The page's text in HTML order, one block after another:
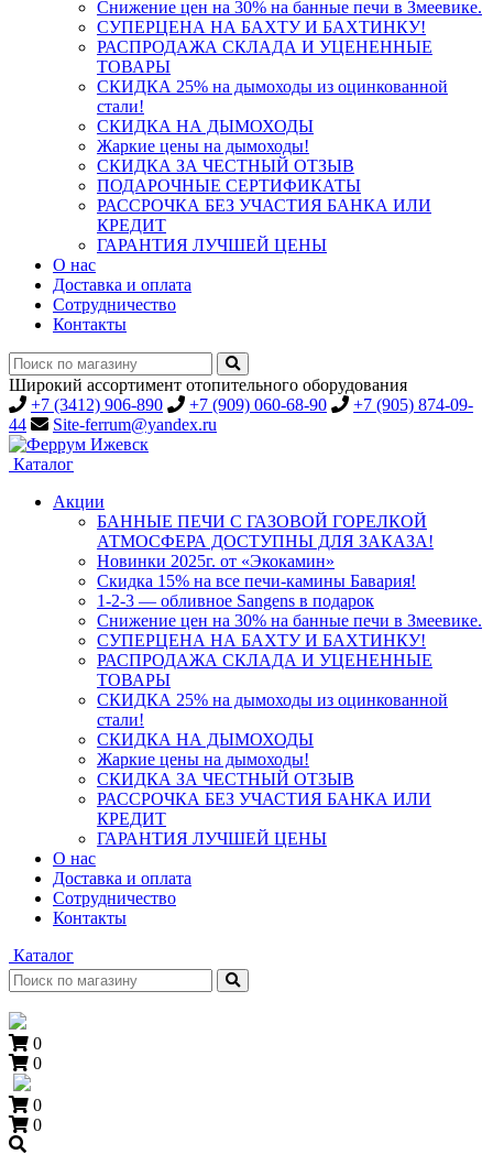
Снижение цен на 30% на банные печи в Змеевике.
СУПЕРЦЕНА НА БАХТУ И БАХТИНКУ!
РАСПРОДАЖА СКЛАДА И УЦЕНЕННЫЕ
ТОВАРЫ
СКИДКА 25% на дымоходы из оцинкованной
стали!
СКИДКА НА ДЫМОХОДЫ
Жаркие цены на дымоходы!
СКИДКА ЗА ЧЕСТНЫЙ ОТЗЫВ
ПОДАРОЧНЫЕ СЕРТИФИКАТЫ
РАССРОЧКА БЕЗ УЧАСТИЯ БАНКА ИЛИ
КРЕДИТ
ГАРАНТИЯ ЛУЧШЕЙ ЦЕНЫ
О нас
Доставка и оплата
Сотрудничество
Контакты
Широкий ассортимент отопительного оборудования
+7 (3412) 906-890
+7 (909) 060-68-90
+7 (905) 874-09-
44
Site-ferrum@yandex.ru
Каталог
Акции
БАННЫЕ ПЕЧИ С ГАЗОВОЙ ГОРЕЛКОЙ
АТМОСФЕРА ДОСТУПНЫ ДЛЯ ЗАКАЗА!
Новинки 2025г. от «Экокамин»
Скидка 15% на все печи-камины Бавария!
1-2-3 — обливное Sangens в подарок
Снижение цен на 30% на банные печи в Змеевике.
СУПЕРЦЕНА НА БАХТУ И БАХТИНКУ!
РАСПРОДАЖА СКЛАДА И УЦЕНЕННЫЕ
ТОВАРЫ
СКИДКА 25% на дымоходы из оцинкованной
стали!
СКИДКА НА ДЫМОХОДЫ
Жаркие цены на дымоходы!
СКИДКА ЗА ЧЕСТНЫЙ ОТЗЫВ
РАССРОЧКА БЕЗ УЧАСТИЯ БАНКА ИЛИ
КРЕДИТ
ГАРАНТИЯ ЛУЧШЕЙ ЦЕНЫ
О нас
Доставка и оплата
Сотрудничество
Контакты
Каталог
0
0
0
0